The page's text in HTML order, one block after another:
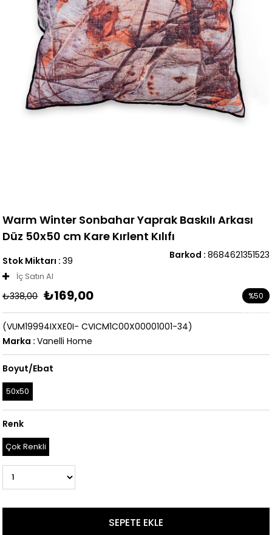
Warm Winter Sonbahar Yaprak Baskılı Arkası
Düz 50x50 cm Kare Kırlent Kılıfı
Barkod : 8684621351523
Stok Miktarı : 39
İç Satın Al
₺338,00 ₺169,00 %50
İndirim
(VUM19994IXXE0I- CVICM1C00X00001001-34)
Marka : Vanelli Home
Boyut/Ebat
50x50
Renk
Çok Renkli